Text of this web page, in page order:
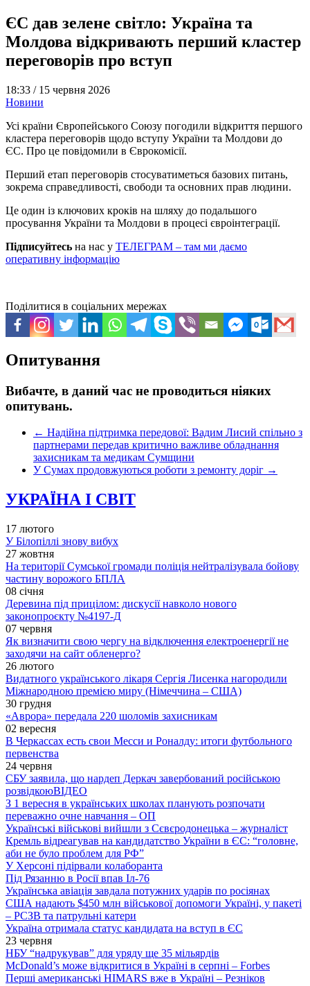
ЄС дав зелене світло: Україна та
Молдова відкривають перший кластер
переговорів про вступ
18:33 / 15 червня 2026
Новини
Усі країни Європейського Союзу погодили відкриття першого
кластера переговорів щодо вступу України та Молдови до
ЄС. Про це повідомили в Єврокомісії.
Перший етап переговорів стосуватиметься базових питань,
зокрема справедливості, свободи та основних прав людини.
Це один із ключових кроків на шляху до подальшого
просування України та Молдови в процесі євроінтеграції.
Підписуйтесь на нас у ТЕЛЕГРАМ – там ми даємо
оперативну інформацію
Поділитися в соціальних мережах
Опитування
Вибачте, в даний час не проводиться ніяких
опитувань.
← Надійна підтримка передової: Вадим Лисий спільно з
партнерами передав критично важливе обладнання
захисникам та медикам Сумщини
У Сумах продовжуються роботи з ремонту доріг →
УКРАЇНА І СВІТ
17 лютого
У Білопіллі знову вибух
27 жовтня
На території Сумської громади поліція нейтралізувала бойову
частину ворожого БПЛА
08 січня
Деревина під прицілом: дискусії навколо нового
законопроєкту №4197-Д
07 червня
Як визначити свою чергу на відключення електроенергії не
заходячи на сайт обленерго?
26 лютого
Видатного українського лікаря Сергія Лисенка нагородили
Міжнародною премією миру (Німеччина – США)
30 грудня
«Аврора» передала 220 шоломів захисникам
02 вересня
В Черкассах есть свои Месси и Роналду: итоги футбольного
первенства
24 червня
СБУ заявила, що нардеп Деркач завербований російською
розвідкоюВІДЕО
З 1 вересня в українських школах планують розпочати
переважно очне навчання – ОП
Українські військові вийшли з Сєвєродонецька – журналіст
Кремль відреагував на кандидатство України в ЄС: “головне,
аби не було проблем для РФ”
У Херсоні підірвали колаборанта
Під Рязанню в Росії впав Іл-76
Українська авіація завдала потужних ударів по росіянах
США надають $450 млн військової допомоги Україні, у пакеті
– РСЗВ та патрульні катери
Україна отримала статус кандидата на вступ в ЄС
23 червня
НБУ “надрукував” для уряду ще 35 мільярдів
McDonald’s може відкритися в Україні в серпні – Forbes
Перші американські HIMARS вже в Україні – Резніков